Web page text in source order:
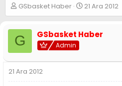
K
o
u
y
B
a
ş
GSbasket Haber
B
a
l
g
21 Ara 2012
G GSbasket Haber
Admin
21 Ara 2012